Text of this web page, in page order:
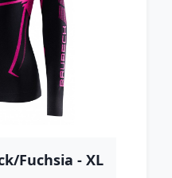
Fuchsia - XL